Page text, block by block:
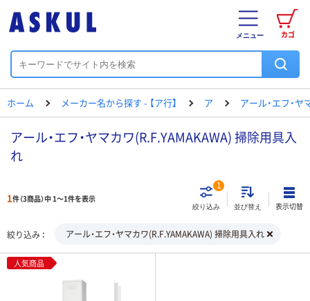
カゴ
メニュー
ホーム メーカー名から探す - 【ア行】 ア アール・エフ・ヤ
アール・エフ・ヤマカワ(R.F.YAMAKAWA) 掃除用具入
れ
1件（3商品）中 1～1件を表示
絞り込み
1
並び替え 表示切替
絞り込み アール・エフ・ヤマカワ(R.F.YAMAKAWA) 掃除用具入れ
人気商品